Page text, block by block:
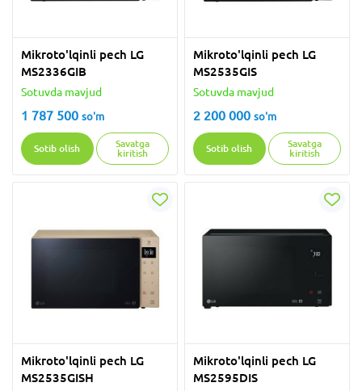
Mikroto'lqinli pech LG
MS2336GIB
Sotuvda mavjud
1 787 500 so'm
Sotib olish
Savatga
kiritish
Mikroto'lqinli pech LG
MS2535GIS
Sotuvda mavjud
2 200 000 so'm
Sotib olish
Savatga
kiritish
Mikroto'lqinli pech LG
MS2535GISH
Mikroto'lqinli pech LG
MS2595DIS